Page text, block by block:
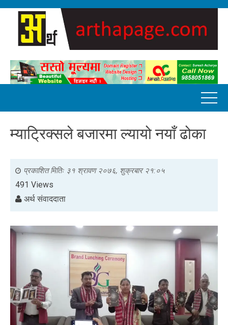
म्याट्रिक्सले बजारमा ल्यायो नयाँ ढोका
प्रकाशित मितिः ३१ श्रावण २०७६, शुक्रबार २१:०५
491 Views
अर्थ संवाददाता